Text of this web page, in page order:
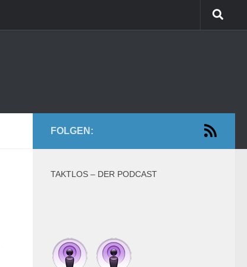
FOLGEN:
TAKTLOS – DER PODCAST